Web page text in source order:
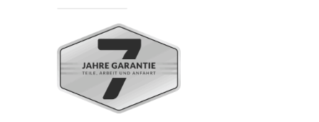
Zubereitungstische
Standgeräte Gastronorm